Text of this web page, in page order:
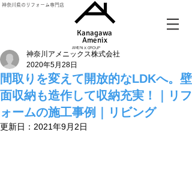
神奈川県のリフォーム専門店
Kanagawa
Amenix​
AMENIX GROUP
間取りを変えて開放的なLDKへ。壁
面収納も造作して収納充実！｜リフ
ォームの施工事例｜リビング
神奈川アメニックス株式会社
2020年5月28日
更新日： 2021年9月2日